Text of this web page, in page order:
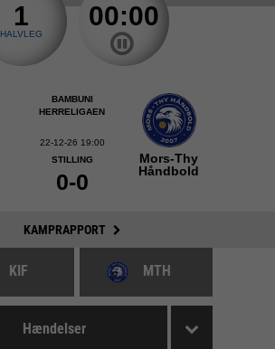
1
HALVLEG
00:00
BAMBUNI
HERRELIGAEN
22-12-26 19:00
STILLING
0-0
Mors-Thy
Håndbold
KAMPRAPPORT
KIF MTH
Hændelser